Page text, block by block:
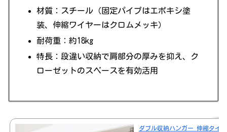
材質：スチール（固定パイプはエポキシ塗
装、伸縮ワイヤーはクロムメッキ）
耐荷重：約18kg
特長：段違い収納で肩部分の厚みを抑え、ク
ローゼットのスペースを有効活用
ダブル収納ハンガー 伸縮タイ